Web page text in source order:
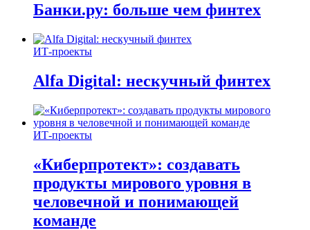
Банки.ру: больше чем финтех
ИТ-проекты
Alfa Digital: нескучный финтех
ИТ-проекты
«Киберпротект»: создавать
продукты мирового уровня в
человечной и понимающей
команде